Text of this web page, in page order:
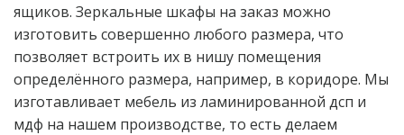
ящиков. Зеркальные шкафы на заказ можно
изготовить совершенно любого размера, что
позволяет встроить их в нишу помещения
определённого размера, например, в коридоре. Мы
изготавливает мебель из ламинированной дсп и
мдф на нашем производстве, то есть делаем